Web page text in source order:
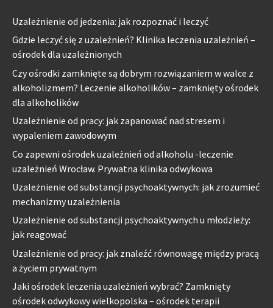
Uzależnienie od jedzenia: jak rozpoznać i leczyć
Gdzie leczyć się z uzależnień? Klinika leczenia uzależnień –
ośrodek dla uzależnionych
Czy ośrodki zamknięte są dobrym rozwiązaniem w walce z
alkoholizmem? Leczenie alkoholików – zamknięty ośrodek
dla alkoholików
Uzależnienie od pracy: jak zapanować nad stresem i
wypaleniem zawodowym
Co zapewni ośrodek uzależnień od alkoholu -leczenie
uzależnień Wrocław. Prywatna klinika odwykowa
Uzależnienie od substancji psychoaktywnych: jak zrozumieć
mechanizmy uzależnienia
Uzależnienie od substancji psychoaktywnych u młodzieży:
jak reagować
Uzależnienie od pracy: jak znaleźć równowagę między pracą
a życiem prywatnym
Jaki ośrodek leczenia uzależnień wybrać? Zamknięty
ośrodek odwykowy wielkopolska – ośrodek terapii